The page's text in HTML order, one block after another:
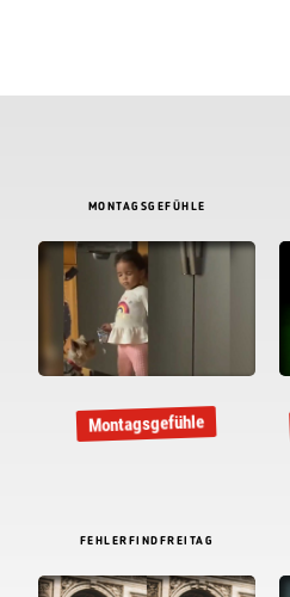
MONTAGSGEFÜHLE
Montagsgefühle
FEHLERFINDFREITAG